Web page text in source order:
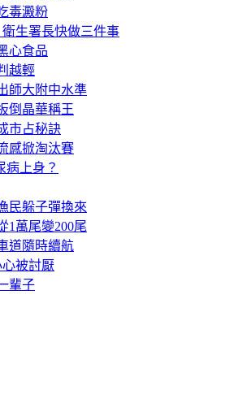
毒澱粉
生署長快做三件事
心食品
越輕
師大附中水準
倒晶華稱王
市占秘訣
感掀淘汰賽
上身？
民躲子彈換來
萬尾變200尾
道隨時續航
被討厭
輩子